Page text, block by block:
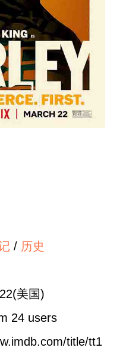
/ 历史
美国)
24 users
title/tt1